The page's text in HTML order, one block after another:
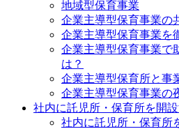
地域型保育事業
企業主導型保育事業の
企業主導型保育事業を
企業主導型保育事業で
は？
企業主導型保育所と事
企業主導型保育事業の
社内に託児所・保育所を開
社内に託児所・保育所